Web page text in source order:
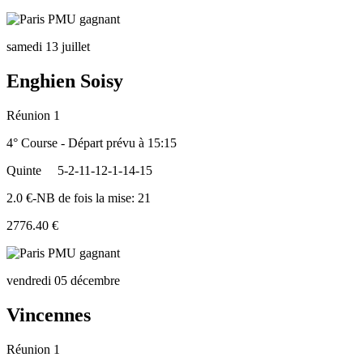
samedi 13 juillet
Enghien Soisy
Réunion 1
4° Course - Départ prévu à 15:15
Quinte
5-2-11-12-1-14-15
2.0 €-NB de fois la mise: 21
2776.40 €
vendredi 05 décembre
Vincennes
Réunion 1